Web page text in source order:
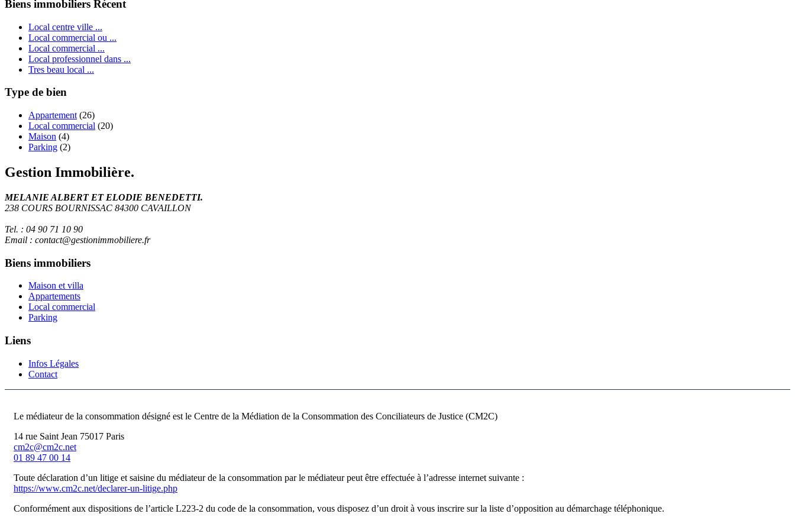
Biens immobiliers Récent
Local centre ville ...
Local commercial ou ...
Local commercial ...
Local professionnel dans ...
Tres beau local ...
Type de bien
Appartement (26)
Local commercial (20)
Maison (4)
Parking (2)
Gestion Immobilière.
MELANIE ALBERT ET ELODIE BENEDETTI.
238 COURS BOURNISSAC 84300 CAVAILLON
Tel. : 04 90 71 10 90
Email : contact@gestionimmobiliere.fr
Biens immobiliers
Maison et villa
Appartements
Local commercial
Parking
Liens
Infos Légales
Contact
Le médiateur de la consommation désigné est le Centre de la Médiation de la Consommation des Conciliateurs de Justice (CM2C)
14 rue Saint Jean 75017 Paris
cm2c@cm2c.net
01 89 47 00 14
Toute déclaration d’un litige et saisine du médiateur de la consommation par le médiateur peut être effectuée à l’adresse internet suivante :
https://www.cm2c.net/declarer-un-litige.php
Conformément aux dispositions de l’article L223-2 du code de la consommation, vous disposez d’un droit à vous inscrire sur la liste d’opposition au démarchage téléphonique.